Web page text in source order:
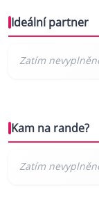
Ideální partner
Kam na rande?